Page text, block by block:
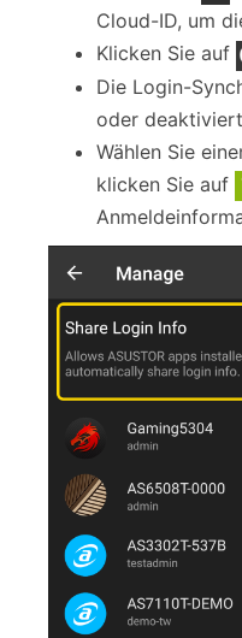
Cloud-ID, um
Klicken Sie auf
Die Login-
oder
Wählen Sie
klicken Sie auf